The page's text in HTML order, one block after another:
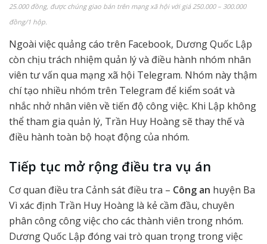
25.000 đồng, được chúng giao bán trên mạng xã hội với giá 250.000 – 300.000
đồng/1 hộp.
Ngoài việc quảng cáo trên Facebook, Dương Quốc Lập
còn chịu trách nhiệm quản lý và điều hành nhóm nhân
viên tư vấn qua mạng xã hội Telegram. Nhóm này thậm
chí tạo nhiều nhóm trên Telegram để kiểm soát và
nhắc nhở nhân viên về tiến độ công việc. Khi Lập không
thể tham gia quản lý, Trần Huy Hoàng sẽ thay thế và
điều hành toàn bộ hoạt động của nhóm.
Tiếp tục mở rộng điều tra vụ án
Cơ quan điều tra Cảnh sát điều tra – Công an huyện Ba
Vì xác định Trần Huy Hoàng là kẻ cầm đầu, chuyên
phân công công việc cho các thành viên trong nhóm.
Dương Quốc Lập đóng vai trò quan trọng trong việc